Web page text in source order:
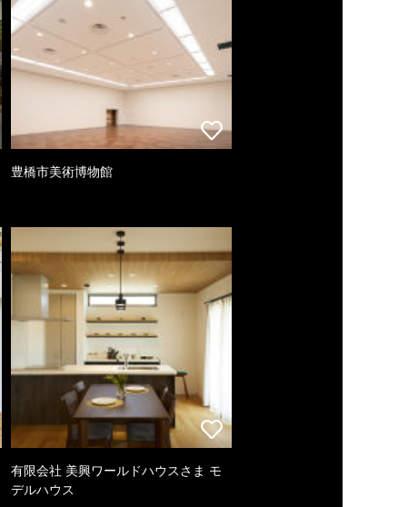
豊橋市美術博物館
有限会社 美興ワールドハウスさま モ
デルハウス